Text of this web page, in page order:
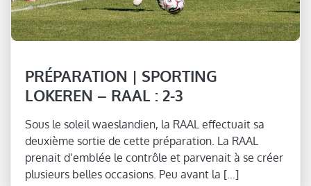
PRÉPARATION | SPORTING
LOKEREN – RAAL : 2-3
Sous le soleil waeslandien, la RAAL effectuait sa
deuxième sortie de cette préparation. La RAAL
prenait d’emblée le contrôle et parvenait à se créer
plusieurs belles occasions. Peu avant la […]